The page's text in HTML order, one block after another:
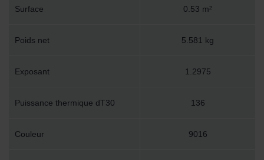
Surface 0.53 m²
Poids net 5.581 kg
Exposant 1.2975
Puissance thermique dT30 136
Couleur 9016